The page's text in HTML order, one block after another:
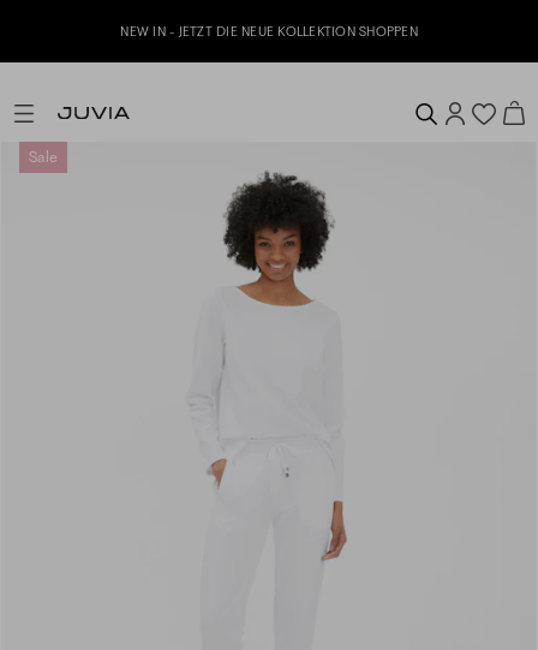
NEW IN - JETZT DIE NEUE KOLLEKTION SHOPPEN
Sale